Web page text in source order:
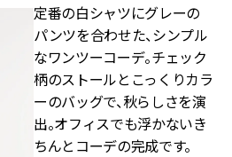
定番の白シャツにグレーの
パンツを合わせた、シンプル
なワンツーコーデ。チェック
柄のストールとこっくりカラ
ーのバッグで、秋らしさを演
出。オフィスでも浮かないき
ちんとコーデの完成です。